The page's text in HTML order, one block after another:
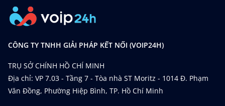
CÔNG TY TNHH GIẢI PHÁP KẾT NỐI (VOIP24H)
TRỤ SỞ CHÍNH HỒ CHÍ MINH
Địa chỉ: VP 7.03 - Tầng 7 - Tòa nhà ST Moritz - 1014 Đ. Phạm
Văn Đồng, Phường Hiệp Bình, TP. Hồ Chí Minh